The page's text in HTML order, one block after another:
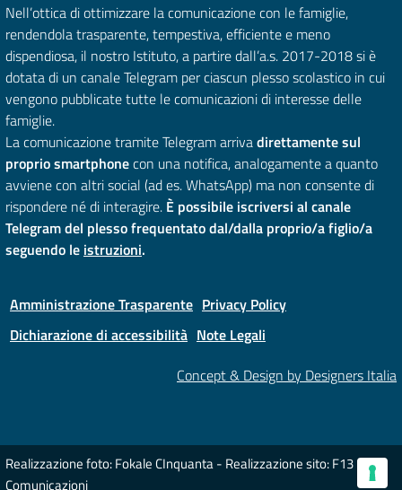
Nell’ottica di ottimizzare la comunicazione con le famiglie,
rendendola trasparente, tempestiva, efficiente e meno
dispendiosa, il nostro Istituto, a partire dall’a.s. 2017-2018 si è
dotata di un canale Telegram per ciascun plesso scolastico in cui
vengono pubblicate tutte le comunicazioni di interesse delle
famiglie.
La comunicazione tramite Telegram arrivadirettamente sul
proprio smartphonecon una notifica, analogamente a quanto
avviene con altri social (ad es. WhatsApp) ma non consente di
rispondere né di interagire. È possibile iscriversi al canale
Telegram del plesso frequentato dal/dalla proprio/a figlio/a
seguendo le istruzioni.
Amministrazione Trasparente Privacy Policy
Dichiarazione di accessibilità Note Legali
Concept & Design by Designers Italia
Realizzazione foto: Fokale CInquanta - Realizzazione sito: F13
Comunicazioni